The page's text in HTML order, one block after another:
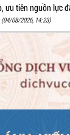
hành chính
chính
tại Hội
- 2025
Đề án 190
sản
Lắk
Buôn Ma
ưu tiên nguồn lực
(04/08/2026, 14:23)